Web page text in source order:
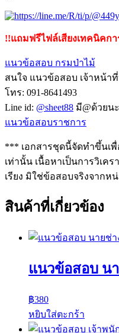
!!แถมฟรีไฟล์เสียงเทคนิคก
แนวข้อสอบ กรมป่าไม้
สนใจ แนวข้อสอบ เจ้าหน้า
โทร: 091-8641493
Line id: @sheet88 มี@ด้วยน
แนวข้อสอบราชการ
*** เอกสารชุดนี้จัดทำขึ้นเ
เท่านั้น เนื้อหาเป็นการวิเค
เรียง มิใช่ข้อสอบจริงจากห
สินค้าที่เกี่ยวข้อง
แนวข้อสอบ น
฿380
หยิบใส่ตะกร้า